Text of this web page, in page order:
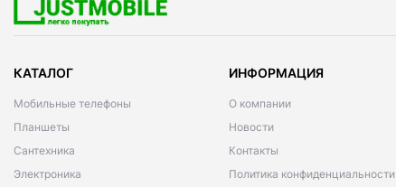
КАТАЛОГ
Мобильные телефоны
Планшеты
Сантехника
Электроника
ИНФОРМАЦИЯ
О компании
Новости
Контакты
Политика конфиденциальности